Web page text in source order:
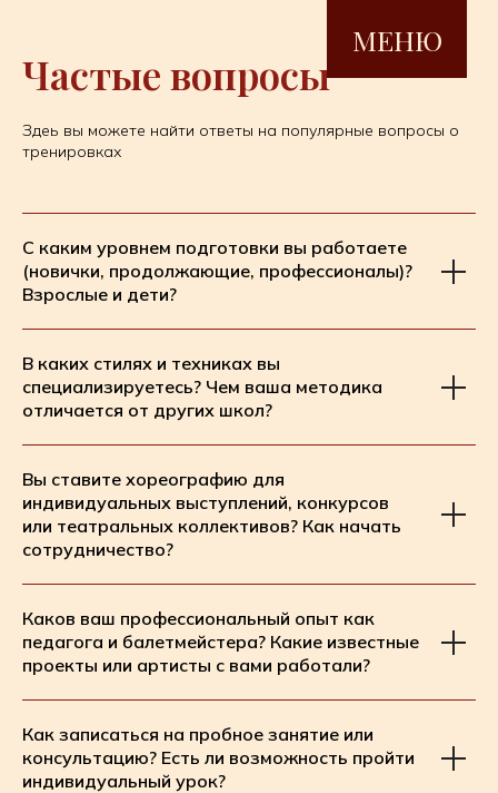
Частые вопросы
Здеь вы можете найти ответы на популярные вопросы о
тренировках
С каким уровнем подготовки вы работаете
(новички, продолжающие, профессионалы)?
Взрослые и дети?
В каких стилях и техниках вы
специализируетесь? Чем ваша методика
отличается от других школ?
Вы ставите хореографию для
индивидуальных выступлений, конкурсов
или театральных коллективов? Как начать
сотрудничество?
Каков ваш профессиональный опыт как
педагога и балетмейстера? Какие известные
проекты или артисты с вами работали?
Как записаться на пробное занятие или
консультацию? Есть ли возможность пройти
индивидуальный урок?
Онлайн-
консультация
Онлайн-
консультация